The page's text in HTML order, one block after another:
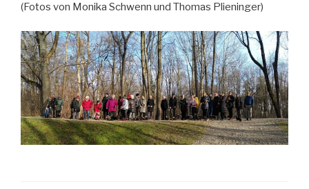
(Fotos von Monika Schwenn und Thomas Plieninger)